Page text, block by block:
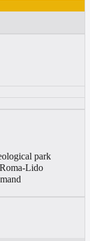
park
Lido